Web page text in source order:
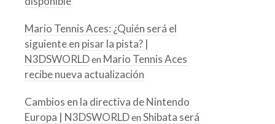
Mario Tennis Aces: ¿Quién será el
siguiente en pisar la pista? |
N3DSWORLDen Mario Tennis Aces
recibe nueva actualización
Cambios en la directiva de Nintendo
Europa | N3DSWORLDen Shibata será